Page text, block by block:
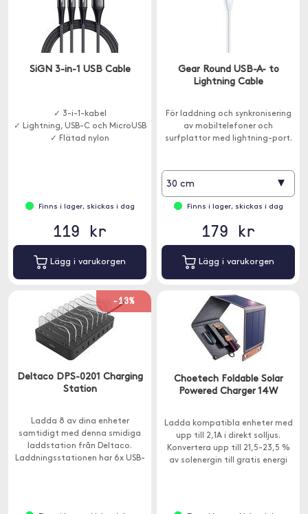
SiGN 3-in-1 USB Cable
✓ 3-i-1-kabel
✓ Lightning, USB-C och MicroUSB
✓ Flätad nylon
Finns i lager, skickas i dag
119 kr
Lägg i varukorgen
Gear Round USB-A- to
Lightning Cable
För laddning och synkronisering
av mobiltelefoner och
surfplattor med lightning-port.
30 cm ▾
Finns i lager, skickas i dag
179 kr
Lägg i varukorgen
-13%
Deltaco DPS-0201 Charging
Station
Ladda 8 av dina enheter
samtidigt med denna smidiga
laddstation från Deltaco.
Laddningsstationen har 6x USB-
Choetech Foldable Solar
Powered Charger 14W
Ladda kompatibla enheter med
upp till 2,1A i direkt solljus.
Konvertera upp till 21,5-23,5 %
av solenergin till gratis energi